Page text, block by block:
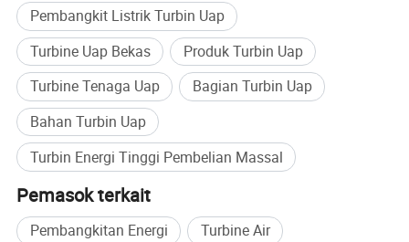
Mitra kami
JTL fokus pada investasi R&D, yang bertujuan untuk
menjadi perusahaan atau penyedia solusi teknologi-
teknologi canggih global di air fuild dan teknologi energi
baru.
Kami mencari kerja sama bisnis dengan Anda dalam
sistem ventilasi industri, kompresor sentrifugal, turbin uap
untuk mencari solusi hemat energi.
Jika Anda tertarik dengan layanan dan produk kami,
jangan ragu untuk menghubungi kami.
Pembangkit Listrik Turbin Uap
Turbine Uap Bekas
Produk Turbin Uap
Turbine Tenaga Uap
Bagian Turbin Uap
Bahan Turbin Uap
Turbin Energi Tinggi Pembelian Massal
Pemasok terkait
Pembangkitan Energi
Turbine Air